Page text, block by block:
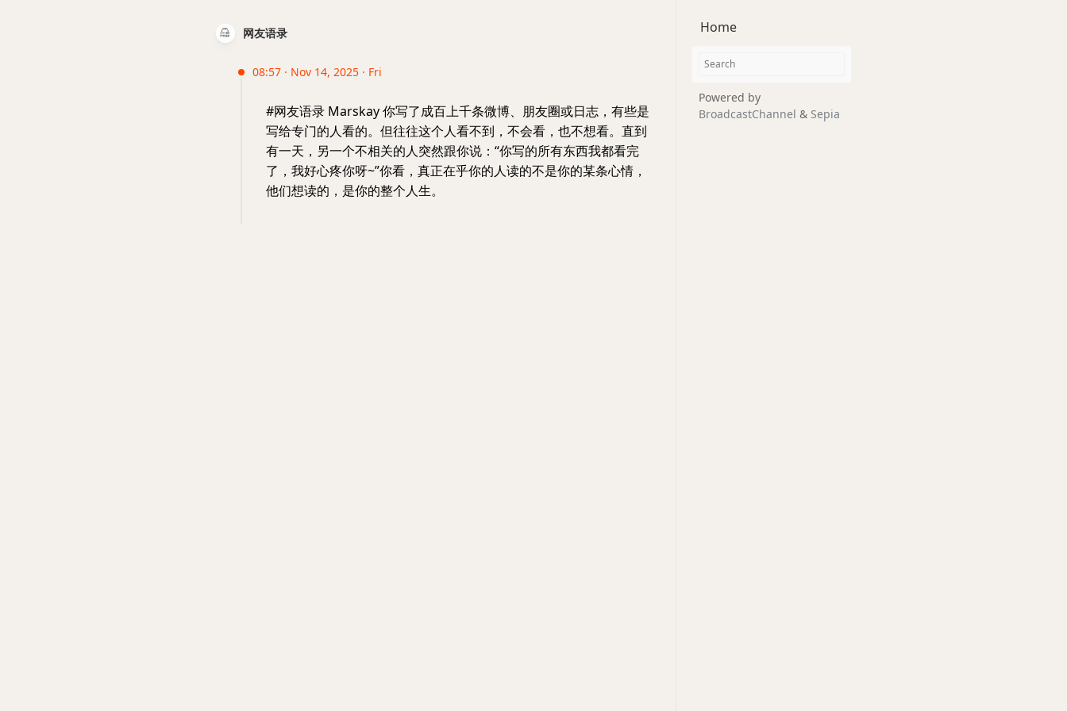
网友语录
08:57 · Nov 14, 2025 · Fri
#网友语录 Marskay 你写了成百上千条微博、朋友圈或日志，有些是
写给专门的人看的。但往往这个人看不到，不会看，也不想看。直到
有一天，另一个不相关的人突然跟你说：“你写的所有东西我都看完
了，我好心疼你呀~”你看，真正在乎你的人读的不是你的某条心情，
他们想读的，是你的整个人生。
Home
Powered by
BroadcastChannel & Sepia